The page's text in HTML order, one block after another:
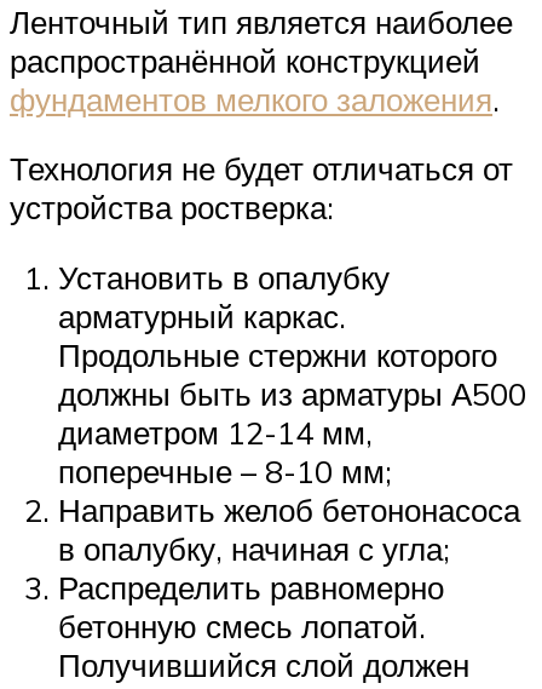
Ленточный тип является наиболее
распространённой конструкцией
фундаментов мелкого заложения.
Технология не будет отличаться от
устройства ростверка:
Установить в опалубку
арматурный каркас.
Продольные стержни которого
должны быть из арматуры А500
диаметром 12-14 мм,
поперечные – 8-10 мм;
Направить желоб бетононасоса
в опалубку, начиная с угла;
Распределить равномерно
бетонную смесь лопатой.
Получившийся слой должен